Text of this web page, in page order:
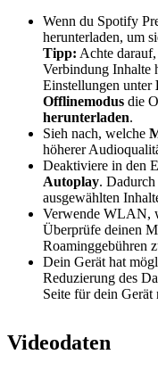
Wenn du Spotify
herunterladen, um
Tipp: Achte
Verbindung Inhalte
Einstellungen unter
Offlinemodus die
herunterladen.
Sieh nach, welche
höherer
Deaktiviere in den
Autoplay.
ausgewählten
Verwende WLAN,
Überprüfe deinen
Roaminggebühren
Dein Gerät hat
Reduzierung des
Seite für dein Gerät
Videodaten